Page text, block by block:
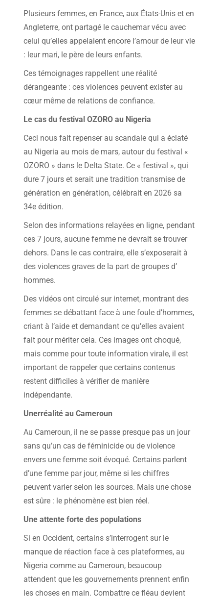
Plusieurs femmes, en France, aux États-Unis et en
Angleterre, ont partagé le cauchemar vécu avec
celui qu’elles appelaient encore l’amour de leur vie
: leur mari, le père de leurs enfants.
Ces témoignages rappellent une réalité
dérangeante : ces violences peuvent exister au
cœur même de relations de confiance.
Le cas du festival OZORO au Nigeria
Ceci nous fait repenser au scandale qui a éclaté
au Nigeria au mois de mars, autour du festival «
OZORO » dans le Delta State. Ce « festival », qui
dure 7 jours et serait une tradition transmise de
génération en génération, célébrait en 2026 sa
34e édition.
Selon des informations relayées en ligne, pendant
ces 7 jours, aucune femme ne devrait se trouver
dehors. Dans le cas contraire, elle s’exposerait à
des violences graves de la part de groupes d’
hommes.
Des vidéos ont circulé sur internet, montrant des
femmes se débattant face à une foule d’hommes,
criant à l’aide et demandant ce qu’elles avaient
fait pour mériter cela. Ces images ont choqué,
mais comme pour toute information virale, il est
important de rappeler que certains contenus
restent difficiles à vérifier de manière
indépendante.
Unerréalité au Cameroun
Au Cameroun, il ne se passe presque pas un jour
sans qu’un cas de féminicide ou de violence
envers une femme soit évoqué. Certains parlent
d’une femme par jour, même si les chiffres
peuvent varier selon les sources. Mais une chose
est sûre : le phénomène est bien réel.
Une attente forte des populations
Si en Occident, certains s’interrogent sur le
manque de réaction face à ces plateformes, au
Nigeria comme au Cameroun, beaucoup
attendent que les gouvernements prennent enfin
les choses en main. Combattre ce fléau devient